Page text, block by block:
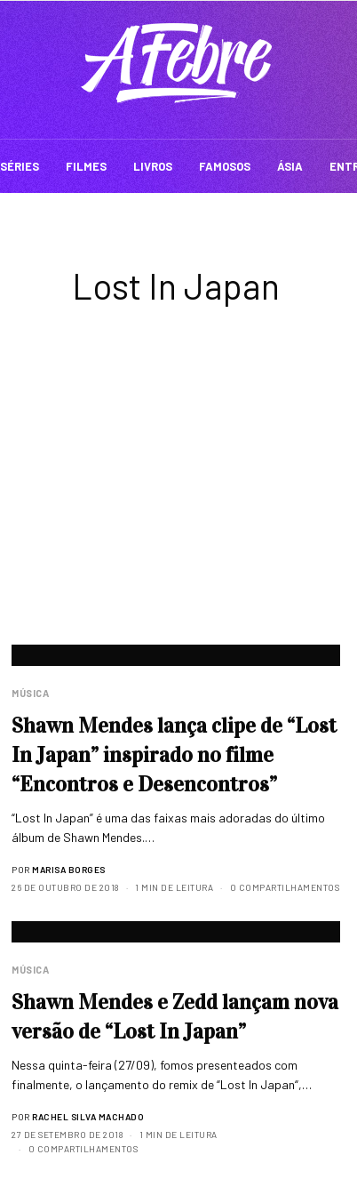
SÉRIES FILMES LIVROS FAMOSOS ÁSIA
Lost In Japan
MÚSICA
Shawn Mendes lança clipe de “Lost
In Japan” inspirado no filme
“Encontros e Desencontros”
“Lost In Japan” é uma das faixas mais adoradas do último
álbum de Shawn Mendes.…
POR MARISA BORGES
26 DE OUTUBRO DE 2018
1 MIN DE LEITURA 0 COMPARTILHAMENTOS
MÚSICA
Shawn Mendes e Zedd lançam nova
versão de “Lost In Japan”
Nessa quinta-feira (27/09), fomos presenteados com
finalmente, o lançamento do remix de “Lost In Japan“,…
POR RACHEL SILVA MACHADO
27 DE SETEMBRO DE 2018
1 MIN DE LEITURA
0 COMPARTILHAMENTOS